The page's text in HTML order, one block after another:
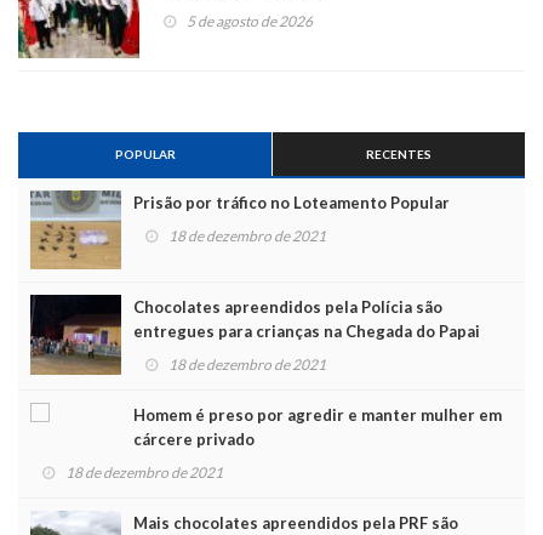
5 de agosto de 2026
POPULAR RECENTES
Prisão por tráfico no Loteamento Popular
18 de dezembro de 2021
Chocolates apreendidos pela Polícia são
entregues para crianças na Chegada do Papai
Noel 18 de dezembro de 2021
Homem é preso por agredir e manter mulher em
cárcere privado
18 de dezembro de 2021
Mais chocolates apreendidos pela PRF são